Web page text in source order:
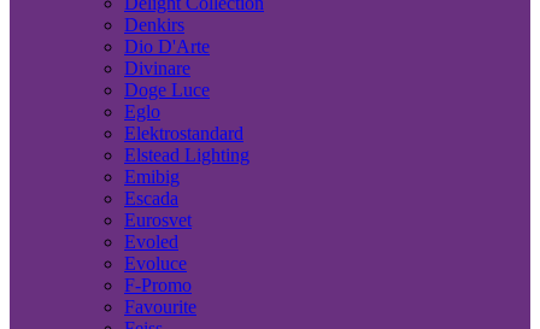
Denkirs
Dio D'Arte
Divinare
Doge Luce
Eglo
Elektrostandard
Elstead Lighting
Emibig
Escada
Eurosvet
Evoled
Evoluce
F-Promo
Favourite